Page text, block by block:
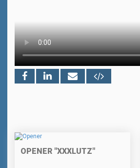
OPENER "XXXLUTZ"